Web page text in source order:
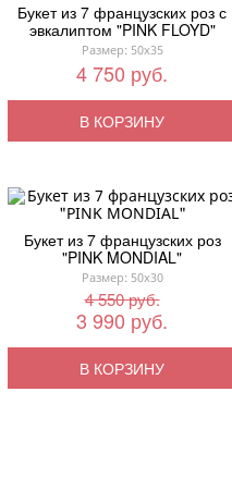
Букет из 7 французских роз с
эвкалиптом "PINK FLOYD"
Размер: 50x35
4 750 руб.
В КОРЗИНУ
Букет из 7 французских роз
"PINK MONDIAL"
Размер: 50x30
4 550 руб.
3 990 руб.
В КОРЗИНУ